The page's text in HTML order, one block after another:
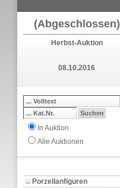
(Abgeschlossen)
Herbst-Auktion
08.10.2016
In Auktion
Alle Auktionen
Porzellanfiguren